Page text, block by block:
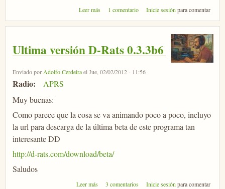
Leer más sobre Descarga telemática de renovación de
1 comentario Inicie sesión para comentar
Ultima versión D-Rats 0.3.3b6
Enviado porAdolfo Cerdeirael Jue, 02/02/2012 - 11:56
Radio:
APRS
Muy buenas:
Como parece que la cosa se va animando poco a poco, incluyo
la url para descarga de la última beta de este programa tan
interesante DD
http://d-rats.com/download/beta/
Saludos
Leer más sobre Ultima versión D-Rats 0.3.3b6
3 comentarios Inicie sesiónpara comentar